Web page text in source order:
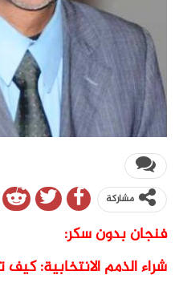
مشاركة
فنجان بدون سكر:
شراء الذمم الانتخابية: